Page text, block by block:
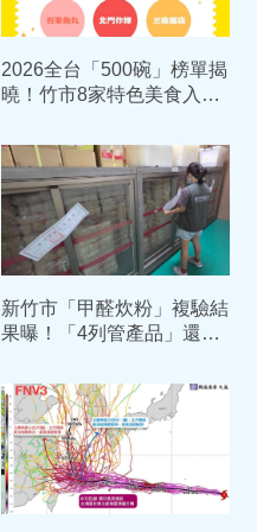
2026全台「500碗」榜單揭
曉！竹市8家特色美食入
新竹市「甲醛炊粉」複驗結
果曝！「4列管產品」還是